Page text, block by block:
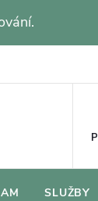
SLUŽBY